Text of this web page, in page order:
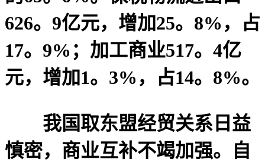
626。9亿元，增加25。8%，占
17。9%；加工商业517。4亿
元，增加1。3%，占14。8%。
我国取东盟经贸关系日益
慎密，商业互补不竭加强。自